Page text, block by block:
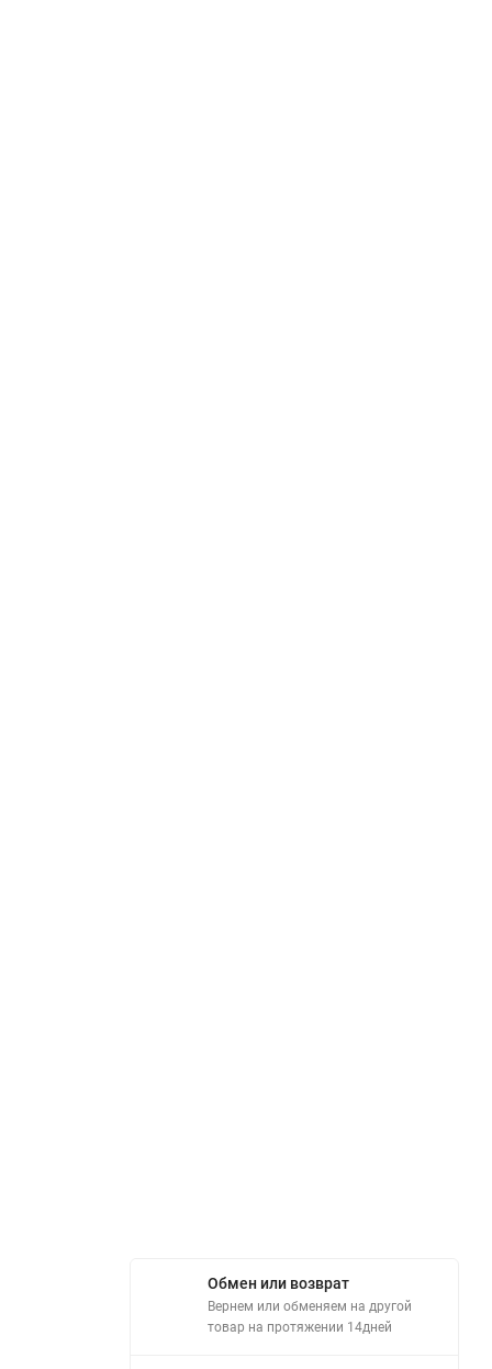
Обмен или возврат
Вернем или обменяем на другой
товар на протяжении 14дней